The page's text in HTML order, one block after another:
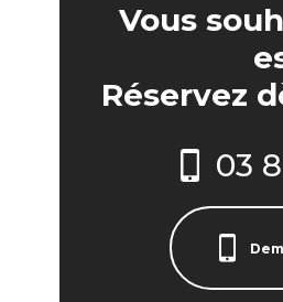
Vous
Réservez
03